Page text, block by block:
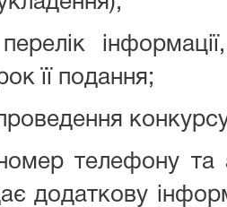
її подання;
телефону та
додаткову